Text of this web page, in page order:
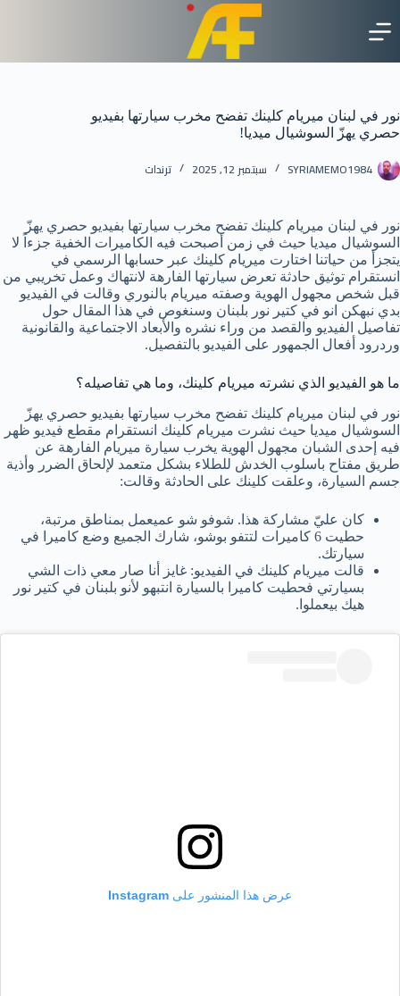
إلى
المحتوى
نور في لبنان ميريام كلينك تفضح مخرب سيارتها بفيديو
حصري يهزّ السوشيال ميديا!
SYRIAMEMO1984 سبتمبر 12, 2025 ترندات
نور في لبنان ميريام كلينك تفضح مخرب سيارتها بفيديو حصري يهزّ
السوشيال ميديا حيث في زمن أصبحت فيه الكاميرات الخفية جزءاً لا
يتجزأ من حياتنا اختارت ميريام كلينك عبر حسابها الرسمي في
انستقرام توثيق حادثة تعرض سيارتها الفارهة لانتهاك وعمل تخريبي من
قبل شخص مجهول الهوية وصفته ميريام بالنوري وقالت في الفيديو
بدي نبهكن انو في كتير نور بلبنان وسنغوص في هذا المقال حول
تفاصيل الفيديو والقصد من وراء نشره والأبعاد الاجتماعية والقانونية
وردرود أفعال الجمهور على الفيديو بالتفصيل.
ما هو الفيديو الذي نشرته ميريام كلينك، وما هي تفاصيله؟
نور في لبنان ميريام كلينك تفضح مخرب سيارتها بفيديو حصري يهزّ
السوشيال ميديا حيث نشرت ميريام كلينك انستقرام مقطع فيديو ظهر
فيه إحدى الشبان مجهول الهوية يخرب سيارة ميريام الفارهة عن
طريق مفتاح باسلوب الخدش للطلاء بشكل متعمد لإلحاق الضرر وأذية
جسم السيارة، وعلقت كلينك على الحادثة وقالت:
كان عليّ مشاركة هذا. شوفو شو عميعمل بمناطق مرتبة،
حطيت 6 كاميرات لتتفو بوشو، شارك الجميع وضع كاميرا في
سيارتك.
قالت ميريام كلينك في الفيديو: غايز أنا صار معي ذات الشي
بسيارتي فحطيت كاميرا بالسيارة انتبهو لأنو بلبنان في كتير نور
هيك بيعملوا.
عرض هذا المنشور على Instagram